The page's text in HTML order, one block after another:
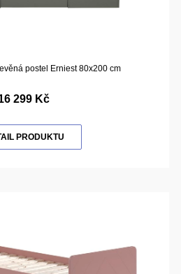
postel Erniest 80x200 cm
299 Kč
PRODUKTU